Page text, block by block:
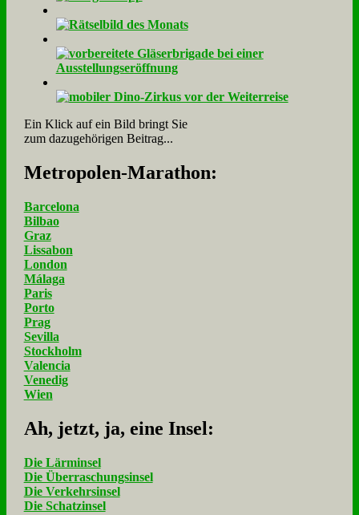
Ein Klick auf ein Bild bringt Sie
zum dazugehörigen Beitrag...
Me­tro­po­len-Ma­ra­thon:
Barcelona
Bilbao
Graz
Lissabon
London
Málaga
Paris
Porto
Prag
Sevilla
Stockholm
Valencia
Venedig
Wien
Ah, jetzt, ja, ei­ne In­sel:
Die Lärminsel
Die Überraschungsinsel
Die Verkehrsinsel
Die Schatzinsel